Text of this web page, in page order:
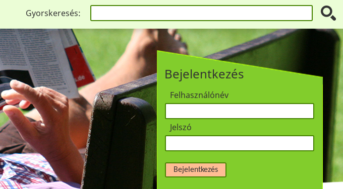
Gyorskeresés:
Bejelentkezés
Felhasználónév
Jelszó
Bejelentkezés